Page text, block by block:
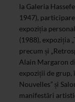
la Galeria
1947),
expoziția
(1988), expoziția
precum și
Alain Margaron
expoziții de grup,
Nouvelles” și
manifestări